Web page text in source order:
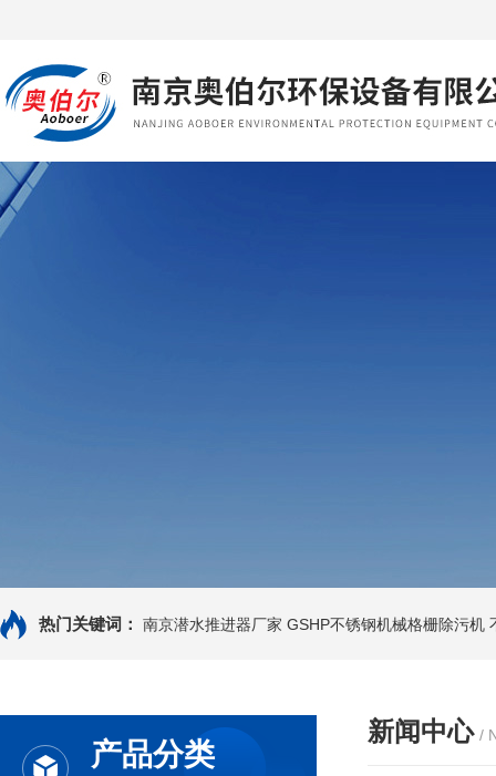
热门关键词： 南京潜水推进器厂家 GSHP不锈钢机械格栅除污机
产品分类
新闻中心 /